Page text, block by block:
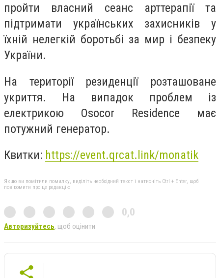
пройти власний сеанс арттерапії та
підтримати українських захисників у
їхній нелегкій боротьбі за мир і безпеку
України.
На території резиденції розташоване
укриття. На випадок проблем із
електрикою Osocor Residence має
потужний генератор.
Квитки: https://event.qrcat.link/monatik
Якщо ви помітили помилку, виділіть необхідний текст і натисніть Ctrl + Enter, щоб
повідомити про це редакцію
0,0
Авторизуйтесь, щоб оцінити